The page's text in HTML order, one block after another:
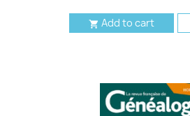
 Add to cart